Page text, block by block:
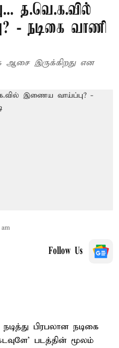
த.வெ.க.வில்
- நடிகை வாணி
ஆசை இருக்கிறது என
Follow Us
பிரபலான நடிகை
படத்தின் மூலம்